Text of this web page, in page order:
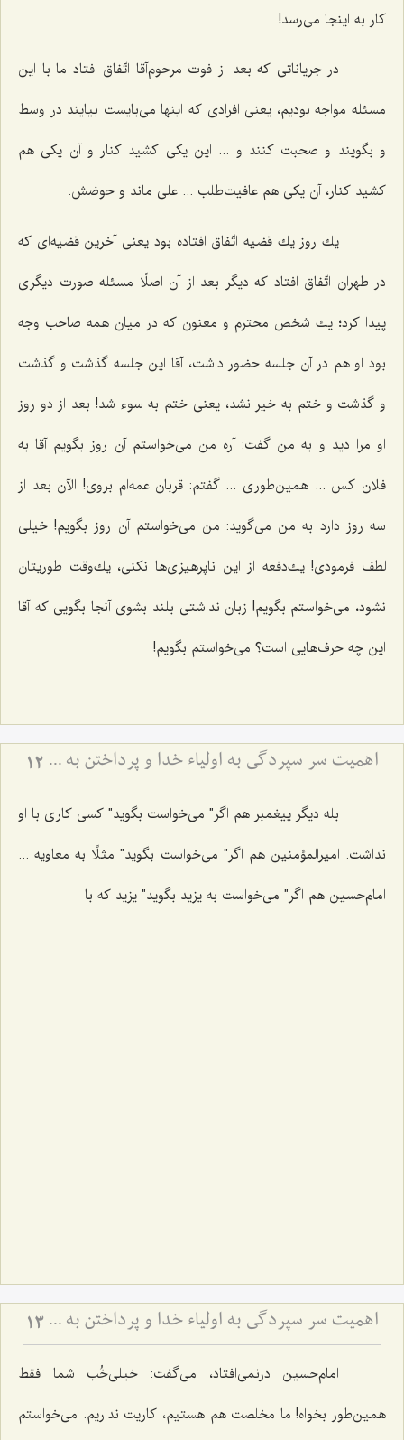
كار به اینجا می‌رسد!
در جریاناتی كه بعد از فوت مرحوم‌آقا اتّفاق افتاد ما با این
مسئله مواجه بودیم، یعنی افرادی كه اینها می‌بایست بیایند در وسط
و بگویند و صحبت كنند و ... این یكی كشید كنار و آن یكی هم
كشید كنار، آن یكی هم عافیت‌طلب ... علی ماند و حوضش.
یك روز یك قضیه اتّفاق افتاده بود یعنی آخرین قضیه‌ای كه
در طهران اتّفاق افتاد كه دیگر بعد از آن اصلًا مسئله صورت دیگری
پیدا كرد؛ یك شخص محترم و معنون كه در میان همه صاحب وجه
بود او هم در آن جلسه حضور داشت، آقا این جلسه گذشت و گذشت
و گذشت و ختم به خیر نشد، یعنی ختم به سوء شد! بعد از دو روز
او مرا دید و به من گفت: آره من می‌خواستم آن روز بگویم آقا به
فلان كس ... همین‌طوری ... گفتم: قربان عمه‌ام بروی! الآن بعد از
سه روز دارد به من می‌گوید: من می‌خواستم آن روز بگویم! خیلی
لطف فرمودی! یك‌دفعه از این ناپرهیزی‌ها نكنی، یك‌وقت طوریتان
نشود، می‌خواستم بگویم! زبان نداشتی بلند بشوی آنجا بگویی كه آقا
این چه حرف‌هایی است؟ می‌خواستم بگویم!
اهمیت سر سپردگی به اولیاء خدا و پرداختن به خود (مشهد مقدس) 12
بله دیگر پیغمبر هم اگر" می‌خواست بگوید" كسی كاری با او
نداشت. امیرالمؤمنین هم اگر" می‌خواست بگوید" مثلًا به معاویه ...
امام‌حسین هم اگر" می‌خواست به یزید بگوید" یزید كه با
اهمیت سر سپردگی به اولیاء خدا و پرداختن به خود (مشهد مقدس) 13
امام‌حسین درنمی‌افتاد، می‌گفت: خیلی‌خُب شما فقط
همین‌طور بخواه! ما مخلصت هم هستیم، كاریت نداریم. می‌خواستم